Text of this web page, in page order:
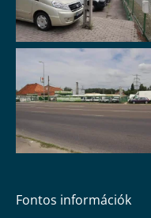
Fontos információk